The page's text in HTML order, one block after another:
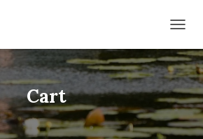
O
G
G
L
E
N
A
Cart